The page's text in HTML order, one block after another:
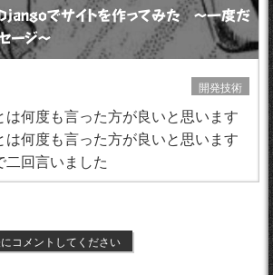
でサイトを作ってみた 〜一度だ
ージ〜
開発技術
何度も言った方が良いと思います
何度も言った方が良いと思います
二回言いました
コメントしてください